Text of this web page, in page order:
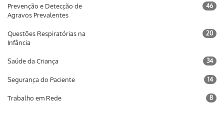
Prevenção e Detecção de
Agravos Prevalentes
46
Questões Respiratórias na
Infância
20
Saúde da Criança 34
Segurança do Paciente 14
Trabalho em Rede 8